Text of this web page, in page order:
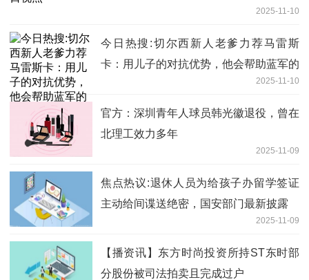
2025-11-10
今日热搜:切尔西新人老爹力荐马雷斯
卡：用儿子的对抗优势，他会帮助蓝军的
2025-11-10
官方：深圳青年人球员韩光徽退役，曾在
北理工效力多年
2025-11-09
焦点热议:退休人员为给孩子办留学签证
主动给间谍送绝密，国安部门最新披露
2025-11-09
【播资讯】东方时尚投资所持ST东时部
分股份被司法拍卖且完成过户